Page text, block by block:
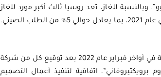
“إسبو”. وبالنسبة للغاز، تعد روسيا ثالث أكبر مورد للغاز
إلى الصين، إذ صدّرت 16.5 مليار متر مكعب من الغاز للصين في عام 2021، بما يعادل حوالي 5% من الطلب الصيني.
وفي إطار الأزمة الأوكرانية، بدأت بوادر تعزيز التعاون في الطاقة في أواخر فبراير عام 2022 بعد توقيع كل من شركة
برويكتيروفاني”، اتفاقية لتنفيذ أعمال التصميم